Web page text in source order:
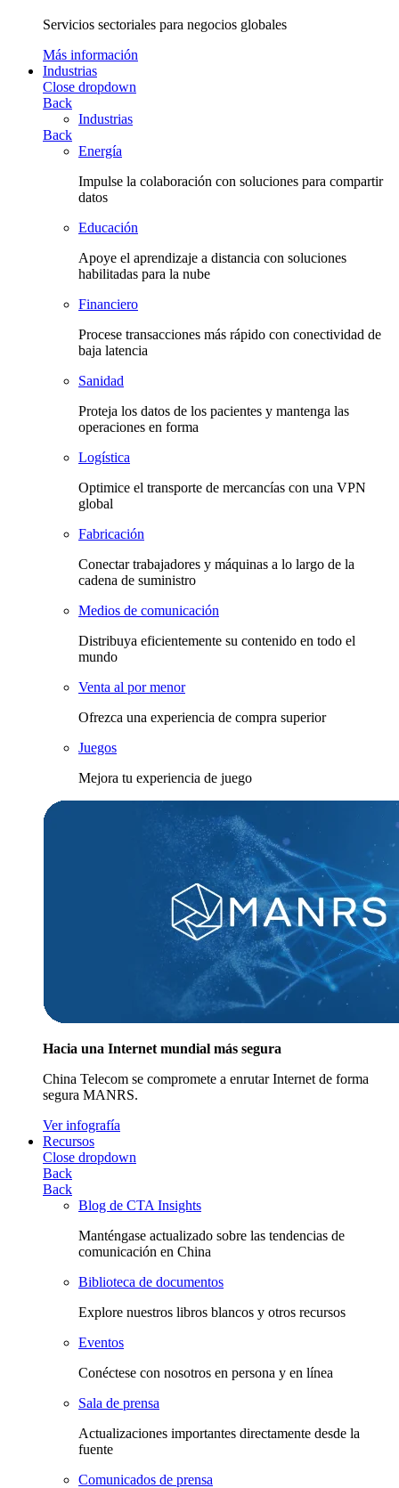
Servicios sectoriales para negocios globales
Más información
Industrias
Close dropdown
Back
Industrias
Back
Energía
Impulse la colaboración con soluciones para compartir
datos
Educación
Apoye el aprendizaje a distancia con soluciones
habilitadas para la nube
Financiero
Procese transacciones más rápido con conectividad de
baja latencia
Sanidad
Proteja los datos de los pacientes y mantenga las
operaciones en forma
Logística
Optimice el transporte de mercancías con una VPN
global
Fabricación
Conectar trabajadores y máquinas a lo largo de la
cadena de suministro
Medios de comunicación
Distribuya eficientemente su contenido en todo el
mundo
Venta al por menor
Ofrezca una experiencia de compra superior
Juegos
Mejora tu experiencia de juego
Hacia una Internet mundial más segura
China Telecom se compromete a enrutar Internet de forma
segura MANRS.
Ver infografía
Recursos
Close dropdown
Back
Back
Blog de CTA Insights
Manténgase actualizado sobre las tendencias de
comunicación en China
Biblioteca de documentos
Explore nuestros libros blancos y otros recursos
Eventos
Conéctese con nosotros en persona y en línea
Sala de prensa
Actualizaciones importantes directamente desde la
fuente
Comunicados de prensa